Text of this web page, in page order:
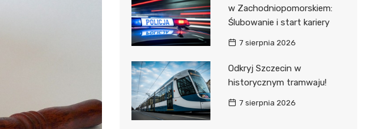
w Zachodniopomorskiem:
Ślubowanie i start kariery
7 sierpnia 2026
Odkryj Szczecin w
historycznym tramwaju!
7 sierpnia 2026